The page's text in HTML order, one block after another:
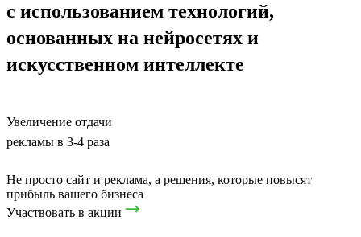
с использованием технологий,
основанных на нейросетях и
искусственном интеллекте
Увеличение отдачи
рекламы в 3-4 раза
Не просто сайт и реклама, а решения, которые повысят
прибыль вашего бизнеса
Участвовать в акции